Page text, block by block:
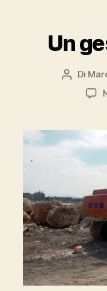
Un
Autore
articolo
Di